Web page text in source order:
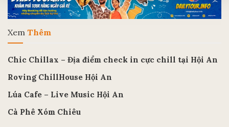
Xem Thêm
Chic Chillax – Địa điểm check in cực chill tại Hội An
Roving ChillHouse Hội An
Lúa Cafe – Live Music Hội An
Cà Phê Xóm Chiêu